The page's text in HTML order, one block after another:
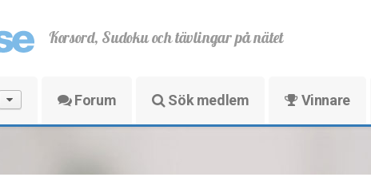
Korsord, Sudoku och tävlingar på nätet
Forum Sök medlem Vinnare